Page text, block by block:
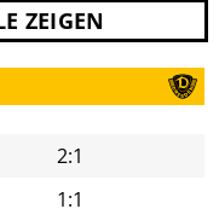
ZEIGEN
2:1
1:1